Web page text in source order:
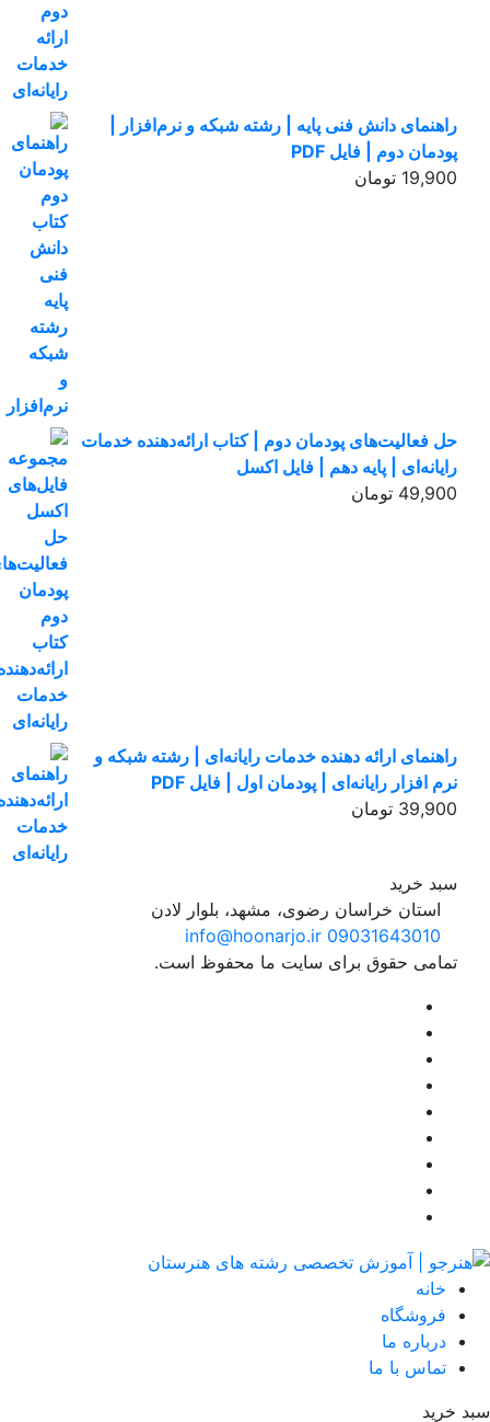
راهنمای دانش فنی پایه | رشته شبکه و نرم‌افزار |
پودمان دوم | فایل PDF
19,900 تومان
حل فعالیت‌های پودمان دوم | کتاب ارائه‌دهنده خدمات
رایانه‌ای | پایه دهم | فایل اکسل
49,900 تومان
راهنمای ارائه دهنده خدمات رایانه‌ای | رشته شبکه و
نرم افزار رایانه‌ای | پودمان اول | فایل PDF
39,900 تومان
سبد خرید
استان خراسان رضوی، مشهد، بلوار لادن
09031643010
info@hoonarjo.ir
تمامی حقوق برای سایت ما محفوظ است.
خانه
فروشگاه
درباره ما
تماس با ما
خرید